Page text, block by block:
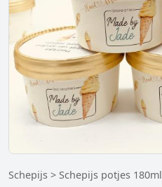
Schepijs > Schepijs potjes 180ml